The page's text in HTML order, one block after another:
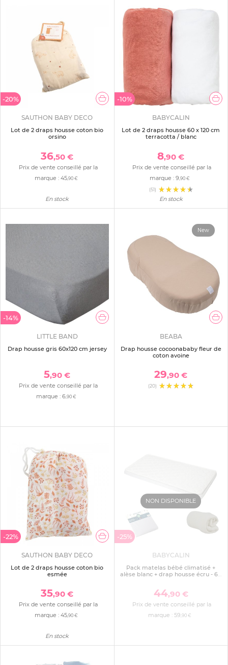
-20%
SAUTHON BABY DECO
Lot de 2 draps housse coton bio
orsino
36,50 €
Prix de vente conseillé par la
marque : 45,90 €
En stock
-10%
BABYCALIN
Lot de 2 draps housse 60 x 120 cm
terracotta / blanc
8,90 €
Prix de vente conseillé par la
marque :9 ,90 €
(51)
En stock
-14%
LITTLE BAND
Drap housse gris 60x120 cm jersey
5,90 €
Prix de vente conseillé par la
marque : 6,90 €
New
BEABA
Drap housse cocoonababy fleur de
coton avoine
29,90 €
(20)
-22%
SAUTHON BABY DECO
Lot de 2 draps housse coton bio
esmée
35,90 €
Prix de vente conseillé par la
marque : 45,90 €
En stock
NON DISPONIBLE
-25%
BABYCALIN
Pack matelas bébé climatisé +
alèse blanc + drap housse écru - 60
44,90 €
Prix de vente conseillé par la
marque : 59,90 €